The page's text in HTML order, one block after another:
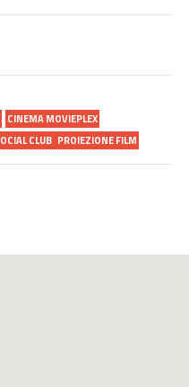
CINEMA MOVIEPLEX
CLUB PROIEZIONE FILM